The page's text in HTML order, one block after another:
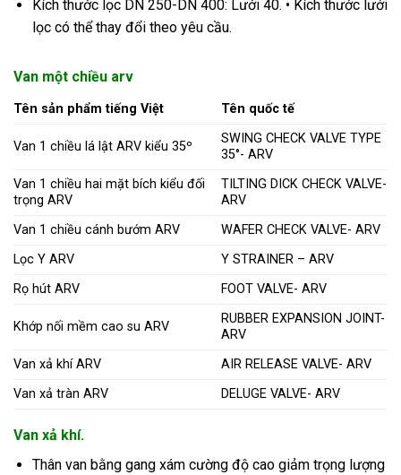
Kích thước lọc DN 250-DN 400: Lưới 40. • Kích thước lưới
lọc có thể thay đổi theo yêu cầu.
Van một chiều arv
Tên sản phẩm tiếng Việt Tên quốc tế
Van 1 chiều lá lật ARV kiểu 35º
SWING CHECK VALVE TYPE
35°- ARV
Van 1 chiều hai mặt bích kiểu đối
trọng ARV
TILTING DICK CHECK VALVE-
ARV
Van 1 chiều cánh bướm ARV
WAFER CHECK VALVE- ARV
Lọc Y ARV
Y STRAINER – ARV
Rọ hút ARV
FOOT VALVE- ARV
Khớp nối mềm cao su ARV
RUBBER EXPANSION JOINT-
ARV
Van xả khí ARV
AIR RELEASE VALVE- ARV
Van xả tràn ARV
DELUGE VALVE- ARV
Van xả khí.
Thân van bằng gang xám cường độ cao giảm trọng lượng